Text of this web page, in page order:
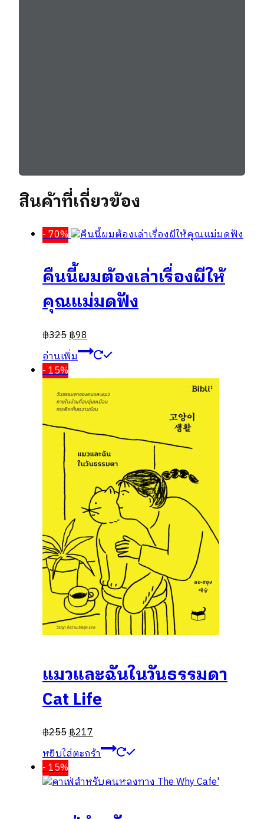
สินค้าที่เกี่ยวข้อง
- 70%
คืนนี้ผมต้องเล่าเรื่องผีให้
คุณแม่มดฟัง
฿325฿98
อ่านเพิ่ม
- 15%
แมวและฉันในวันธรรมดา
Cat Life
฿255฿217
หยิบใส่ตะกร้า
- 15%